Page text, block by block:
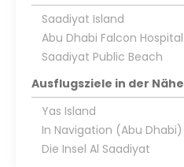
Saadiyat Island
Abu Dhabi Falcon Hospital
Saadiyat Public Beach
Ausflugsziele in der Nähe
Yas Island
In Navigation (Abu Dhabi)
Die Insel Al Saadiyat